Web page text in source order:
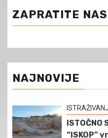
ZAPRATITE
NAJNOVIJE
ISTOČNO
“ISKOP”